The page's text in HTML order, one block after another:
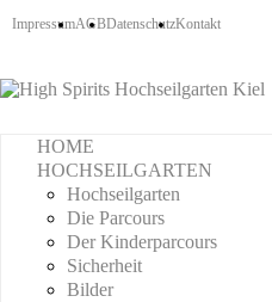
ImpressumAGBDatenschutzKontakt
HOME
HOCHSEILGARTEN
Hochseilgarten
Die Parcours
Der Kinderparcours
Sicherheit
Bilder